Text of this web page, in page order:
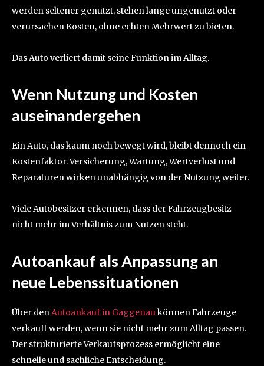
werden seltener genutzt, stehen lange ungenutzt oder
verursachen Kosten, ohne echten Mehrwert zu bieten.
Das Auto verliert damit seine Funktion im Alltag.
Wenn Nutzung und Kosten
auseinandergehen
Ein Auto, das kaum noch bewegt wird, bleibt dennoch ein
Kostenfaktor. Versicherung, Wartung, Wertverlust und
Reparaturen wirken unabhängig von der Nutzung weiter.
Viele Autobesitzer erkennen, dass der Fahrzeugbesitz
nicht mehr im Verhältnis zum Nutzen steht.
Autoankauf als Anpassung an
neue Lebenssituationen
Über denAutoankauf in Gaggenaukönnen Fahrzeuge
verkauft werden, wenn sie nicht mehr zum Alltag passen.
Der strukturierte Verkaufsprozess ermöglicht eine
schnelle und sachliche Entscheidung.